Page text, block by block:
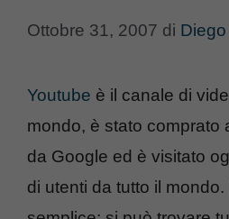
Ottobre 31, 2007 di
Youtube è il canale di
mondo, è stato comprato
da Google ed è visitato
di utenti da tutto il